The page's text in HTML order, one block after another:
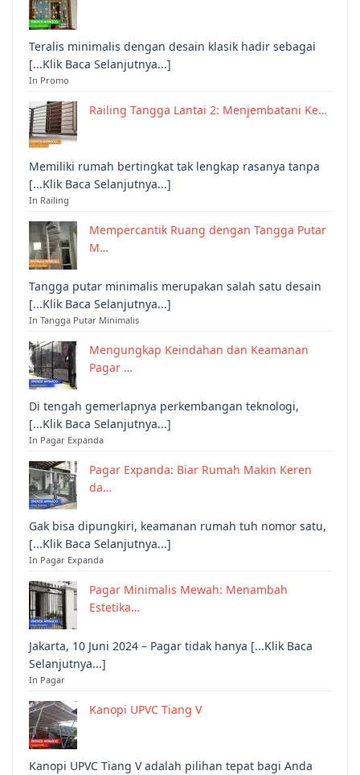
Teralis minimalis dengan desain klasik hadir sebagai
[...Klik Baca Selanjutnya...]
In Promo
Railing Tangga Lantai 2: Menjembatani Ke…
Memiliki rumah bertingkat tak lengkap rasanya tanpa
[...Klik Baca Selanjutnya...]
In Railing
Mempercantik Ruang dengan Tangga Putar
M…
Tangga putar minimalis merupakan salah satu desain
[...Klik Baca Selanjutnya...]
In Tangga Putar Minimalis
Mengungkap Keindahan dan Keamanan
Pagar …
Di tengah gemerlapnya perkembangan teknologi,
[...Klik Baca Selanjutnya...]
In Pagar Expanda
Pagar Expanda: Biar Rumah Makin Keren
da…
Gak bisa dipungkiri, keamanan rumah tuh nomor satu,
[...Klik Baca Selanjutnya...]
In Pagar Expanda
Pagar Minimalis Mewah: Menambah
Estetika…
Jakarta, 10 Juni 2024 – Pagar tidak hanya [...Klik Baca
Selanjutnya...]
In Pagar
Kanopi UPVC Tiang V
Kanopi UPVC Tiang V adalah pilihan tepat bagi Anda